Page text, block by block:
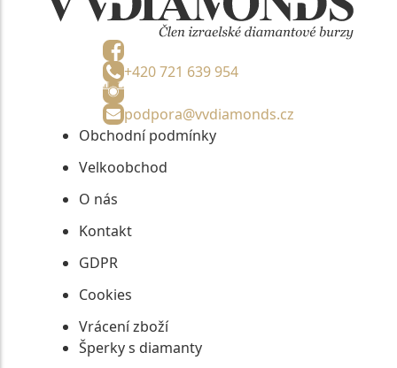
+420 721 639 954
podpora@vvdiamonds.cz
Obchodní podmínky
Velkoobchod
O nás
Kontakt
GDPR
Cookies
Vrácení zboží
Šperky s diamanty